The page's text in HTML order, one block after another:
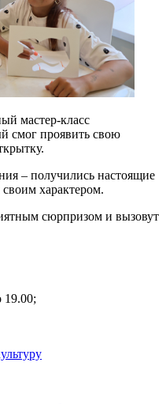
мастер-класс
смог проявить свою
– получились настоящие
характером.
сюрпризом и вызовут
19.00;